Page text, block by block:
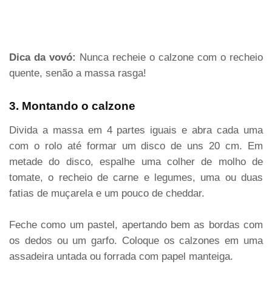
Dica da vovó: Nunca recheie o calzone com o recheio
quente, senão a massa rasga!
3. Montando o calzone
Divida a massa em 4 partes iguais e abra cada uma
com o rolo até formar um disco de uns 20 cm. Em
metade do disco, espalhe uma colher de molho de
tomate, o recheio de carne e legumes, uma ou duas
fatias de muçarela e um pouco de cheddar.
Feche como um pastel, apertando bem as bordas com
os dedos ou um garfo. Coloque os calzones em uma
assadeira untada ou forrada com papel manteiga.